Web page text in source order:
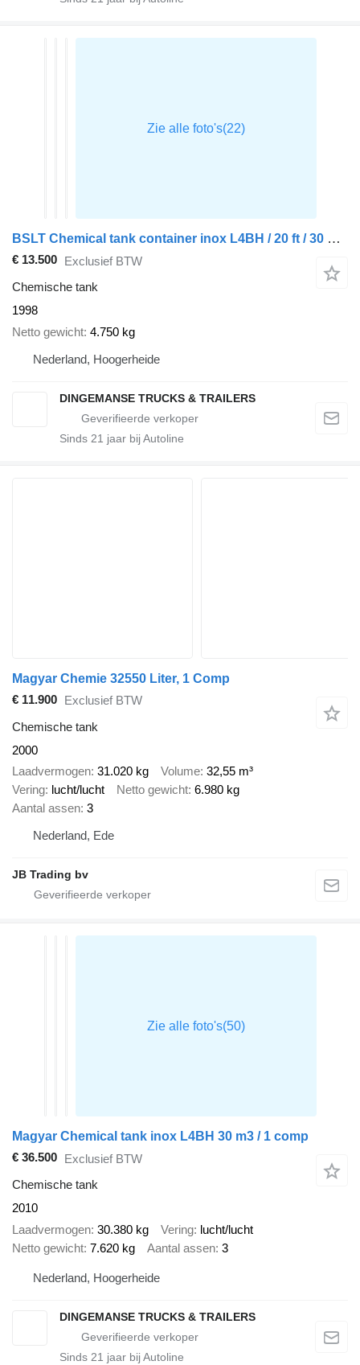
BSLT Chemical tank container inox L4BH / 20 ft / 30 m3 / IMO 1
€ 13.500 Exclusief BTW
Chemische tank
1998
Netto gewicht 4.750 kg
Nederland, Hoogerheide
DINGEMANSE TRUCKS & TRAILERS
Sinds 21 jaar bij Autoline
Magyar Chemie 32550 Liter, 1 Comp
€ 11.900 Exclusief BTW
Chemische tank
2000
Laadvermogen 31.020 kg Volume 32,55 m³
Vering lucht/lucht Netto gewicht 6.980 kg
Aantal assen 3
Nederland, Ede
JB Trading bv
Magyar Chemical tank inox L4BH 30 m3 / 1 comp
€ 36.500 Exclusief BTW
Chemische tank
2010
Laadvermogen 30.380 kg Vering lucht/lucht
Netto gewicht 7.620 kg Aantal assen 3
Nederland, Hoogerheide
DINGEMANSE TRUCKS & TRAILERS
Sinds 21 jaar bij Autoline